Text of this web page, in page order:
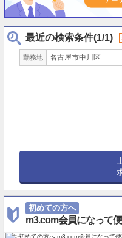
最近の検索条件(1/1)
勤務地 名古屋市中川区
初めての方へ
m3.com会員になって